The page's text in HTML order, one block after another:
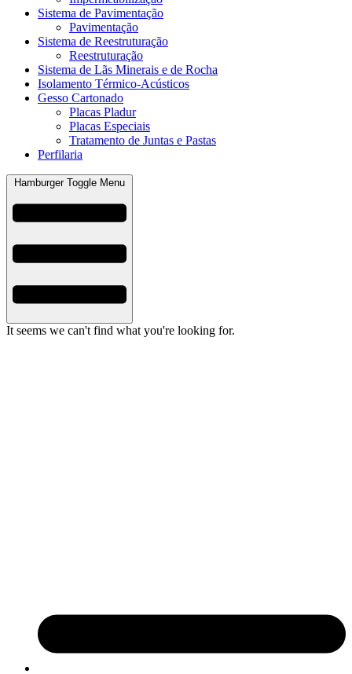
Sistema de Pavimentação
Pavimentação
Sistema de Reestruturação
Reestruturação
Sistema de Lãs Minerais e de Rocha
Isolamento Térmico-Acústicos
Gesso Cartonado
Placas Pladur
Placas Especiais
Tratamento de Juntas e Pastas
Perfilaria
Hamburger Toggle Menu
It seems we can't find what you're looking for.